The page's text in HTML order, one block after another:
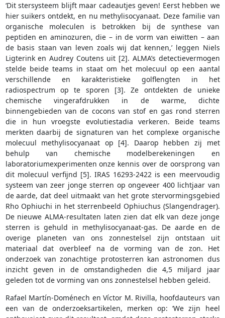
‘Dit stersysteem blijft maar cadeautjes geven! Eerst hebben we
hier suikers ontdekt, en nu methylisocyanaat. Deze familie van
organische moleculen is betrokken bij de synthese van
peptiden en aminozuren, die – in de vorm van eiwitten – aan
de basis staan van leven zoals wij dat kennen,’ leggen Niels
Ligterink en Audrey Coutens uit [2]. ALMA’s detectievermogen
stelde beide teams in staat om het molecuul op een aantal
verschillende en karakteristieke golflengten in het
radiospectrum op te sporen [3]. Ze ontdekten de unieke
chemische vingerafdrukken in de warme, dichte
binnengebieden van de cocons van stof en gas rond sterren
die in hun vroegste evolutiestadia verkeren. Beide teams
merkten daarbij de signaturen van het complexe organische
molecuul methylisocyanaat op [4]. Daarop hebben zij met
behulp van chemische modelberekeningen en
laboratoriumexperimenten onze kennis over de oorsprong van
dit molecuul verfijnd [5]. IRAS 16293-2422 is een meervoudig
systeem van zeer jonge sterren op ongeveer 400 lichtjaar van
de aarde, dat deel uitmaakt van het grote stervormingsgebied
Rho Ophiuchi in het sterrenbeeld Ophiuchus (Slangendrager).
De nieuwe ALMA-resultaten laten zien dat elk van deze jonge
sterren is gehuld in methylisocyanaat-gas. De aarde en de
overige planeten van ons zonnestelsel zijn ontstaan uit
materiaal dat overbleef na de vorming van de zon. Het
onderzoek van zonachtige protosterren kan astronomen dus
inzicht geven in de omstandigheden die 4,5 miljard jaar
geleden tot de vorming van ons zonnestelsel hebben geleid.
Rafael Martín-Doménech en Víctor M. Rivilla, hoofdauteurs van
een van de onderzoeksartikelen, merken op: ‘We zijn heel